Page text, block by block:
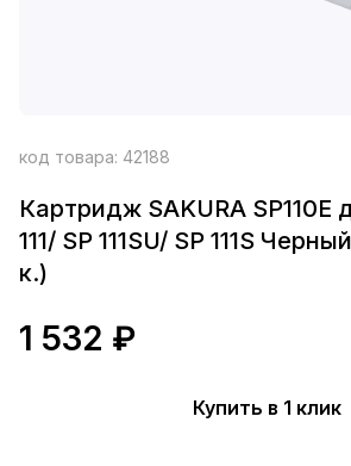
код товара: 42188
Картридж SAKURA SP110E
111/ SP 111SU/ SP 111S
к.)
1 532 ₽
Купить в 1 клик